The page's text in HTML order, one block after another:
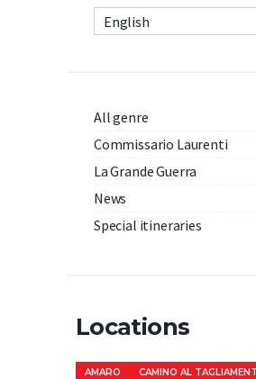
English
All genre
Commissario Laurenti
La Grande Guerra
News
Special itineraries
Locations
AMARO
CAMINO AL